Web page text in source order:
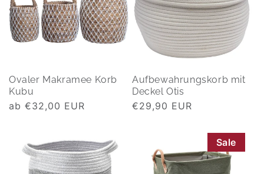
Ovaler Makramee Korb
Kubu
Normaler
ab €32,00 EUR
Aufbewahrungskorb mit
Deckel Otis
Normaler
€29,90 EUR
Sale